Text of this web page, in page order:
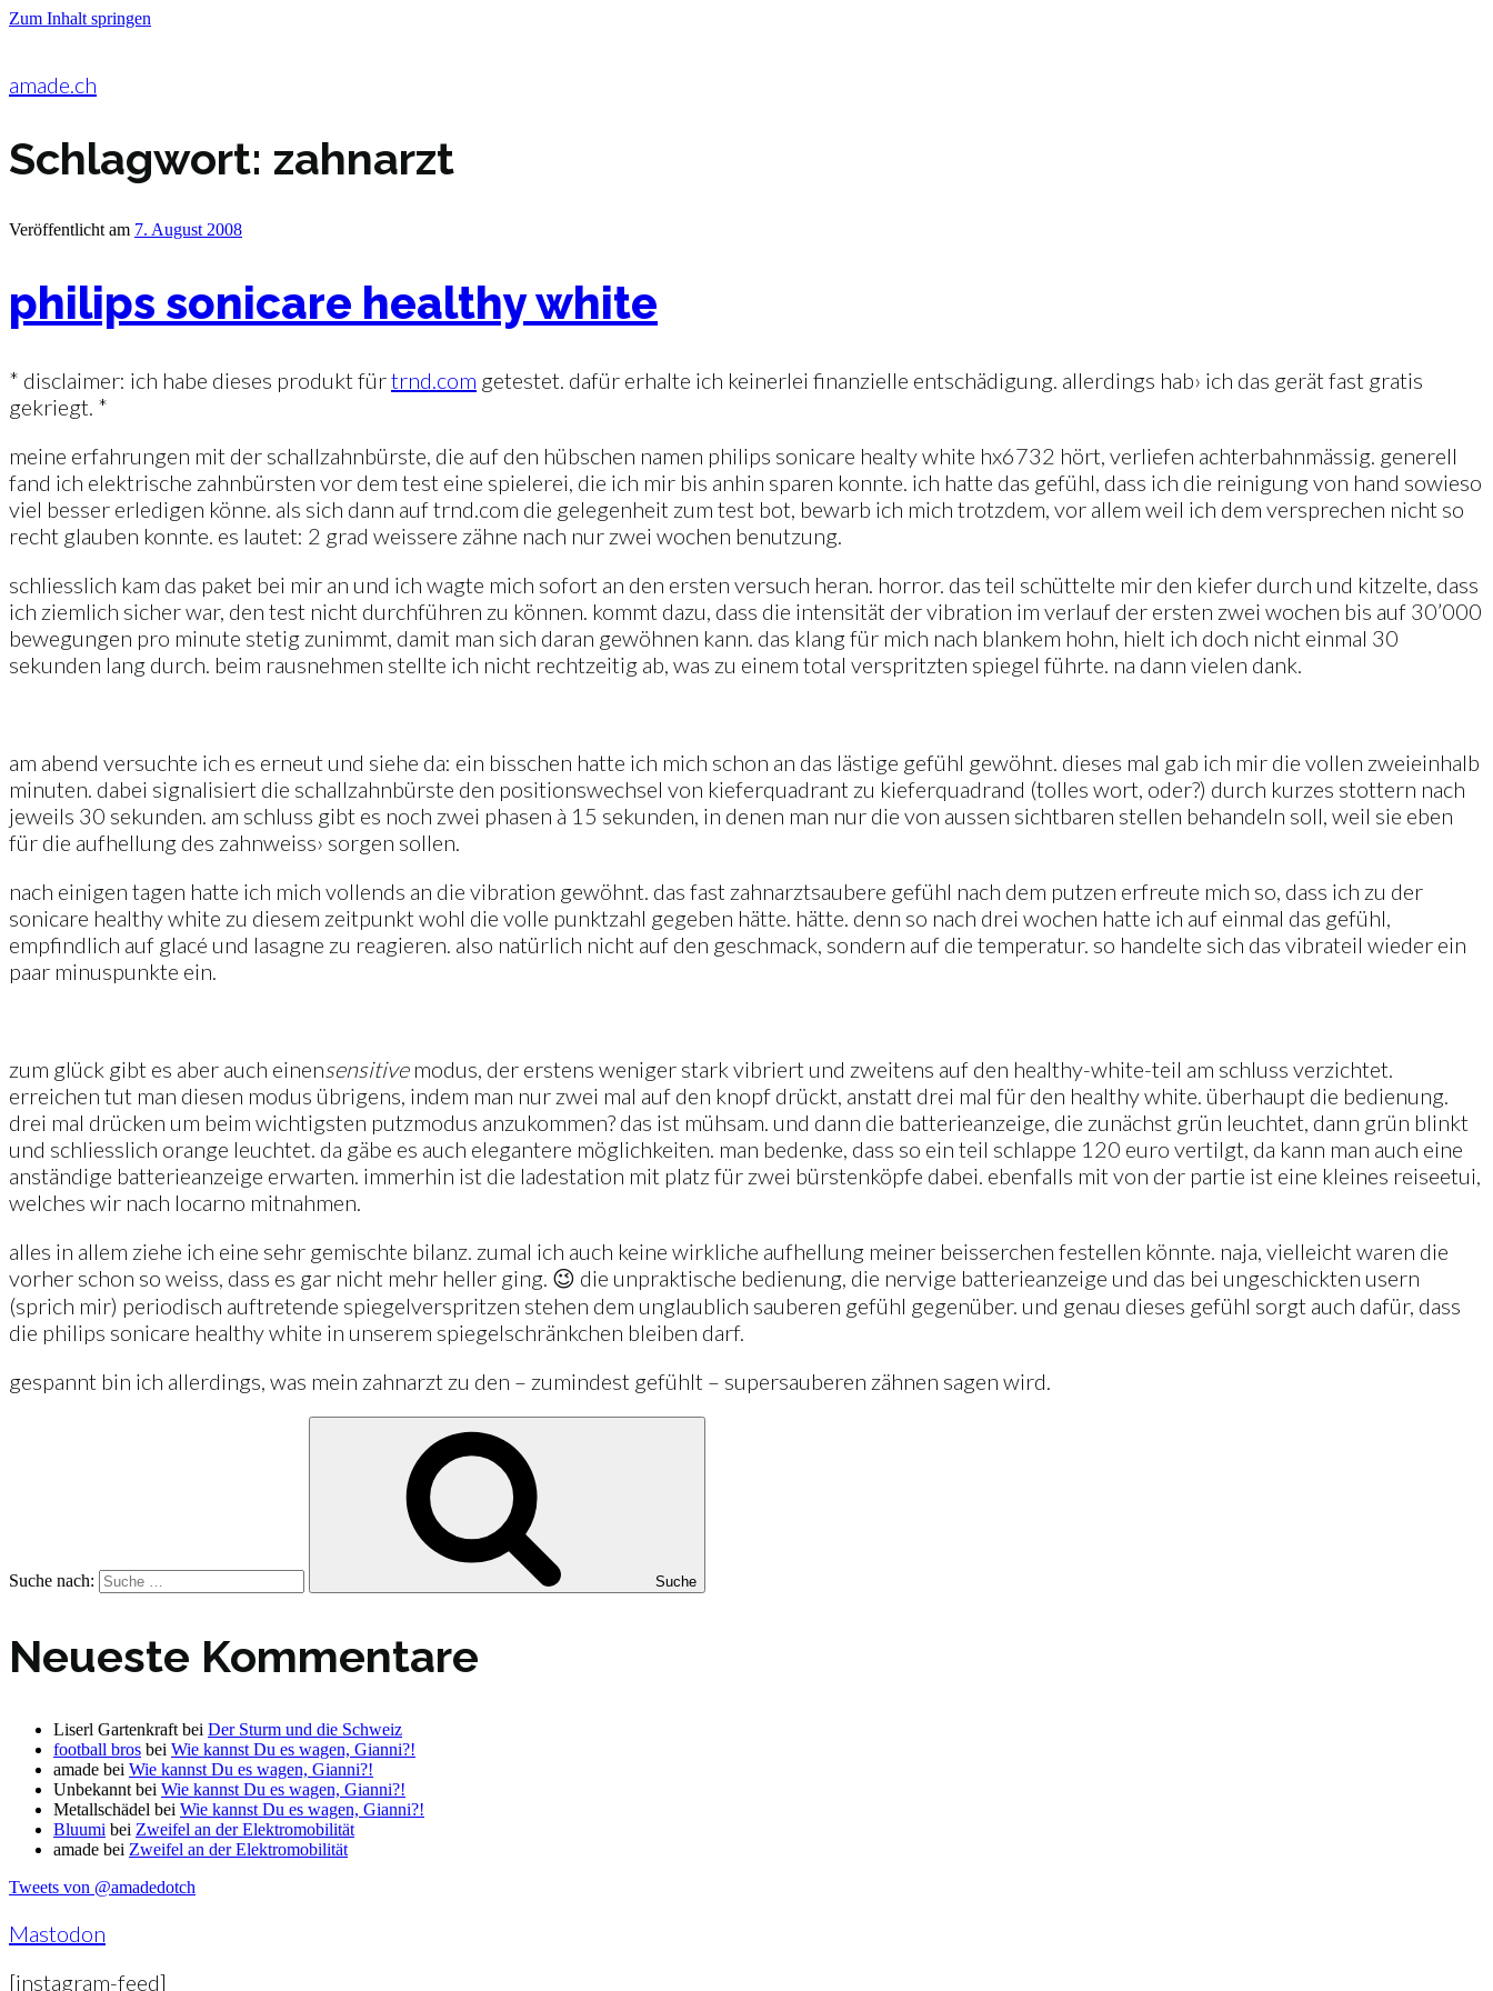
Zum Inhalt springen
amade.ch
Schlagwort: zahnarzt
Veröffentlicht am 7. August 2008
philips sonicare healthy white
* disclaimer: ich habe dieses produkt fürtrnd.com getestet. dafür erhalte ich keinerlei finanzielle entschädigung. allerdings hab› ich das gerät fast gratis
gekriegt. *
meine erfahrungen mit der schallzahnbürste, die auf den hübschen namen philips sonicare healty white hx6732 hört, verliefen achterbahnmässig. generell
fand ich elektrische zahnbürsten vor dem test eine spielerei, die ich mir bis anhin sparen konnte. ich hatte das gefühl, dass ich die reinigung von hand sowieso
viel besser erledigen könne. als sich dann auf trnd.com die gelegenheit zum test bot, bewarb ich mich trotzdem, vor allem weil ich dem versprechen nicht so
recht glauben konnte. es lautet: 2 grad weissere zähne nach nur zwei wochen benutzung.
schliesslich kam das paket bei mir an und ich wagte mich sofort an den ersten versuch heran. horror. das teil schüttelte mir den kiefer durch und kitzelte, dass
ich ziemlich sicher war, den test nicht durchführen zu können. kommt dazu, dass die intensität der vibration im verlauf der ersten zwei wochen bis auf 30’000
bewegungen pro minute stetig zunimmt, damit man sich daran gewöhnen kann. das klang für mich nach blankem hohn, hielt ich doch nicht einmal 30
sekunden lang durch. beim rausnehmen stellte ich nicht rechtzeitig ab, was zu einem total verspritzten spiegel führte. na dann vielen dank.
am abend versuchte ich es erneut und siehe da: ein bisschen hatte ich mich schon an das lästige gefühl gewöhnt. dieses mal gab ich mir die vollen zweieinhalb
minuten. dabei signalisiert die schallzahnbürste den positionswechsel von kieferquadrant zu kieferquadrand (tolles wort, oder?) durch kurzes stottern nach
jeweils 30 sekunden. am schluss gibt es noch zwei phasen à 15 sekunden, in denen man nur die von aussen sichtbaren stellen behandeln soll, weil sie eben
für die aufhellung des zahnweiss› sorgen sollen.
nach einigen tagen hatte ich mich vollends an die vibration gewöhnt. das fast zahnarztsaubere gefühl nach dem putzen erfreute mich so, dass ich zu der
sonicare healthy white zu diesem zeitpunkt wohl die volle punktzahl gegeben hätte. hätte. denn so nach drei wochen hatte ich auf einmal das gefühl,
empfindlich auf glacé und lasagne zu reagieren. also natürlich nicht auf den geschmack, sondern auf die temperatur. so handelte sich das vibrateil wieder ein
paar minuspunkte ein.
zum glück gibt es aber auch einensensitivemodus, der erstens weniger stark vibriert und zweitens auf den healthy-white-teil am schluss verzichtet.
erreichen tut man diesen modus übrigens, indem man nur zwei mal auf den knopf drückt, anstatt drei mal für den healthy white. überhaupt die bedienung.
drei mal drücken um beim wichtigsten putzmodus anzukommen? das ist mühsam. und dann die batterieanzeige, die zunächst grün leuchtet, dann grün blinkt
und schliesslich orange leuchtet. da gäbe es auch elegantere möglichkeiten. man bedenke, dass so ein teil schlappe 120 euro vertilgt, da kann man auch eine
anständige batterieanzeige erwarten. immerhin ist die ladestation mit platz für zwei bürstenköpfe dabei. ebenfalls mit von der partie ist eine kleines reiseetui,
welches wir nach locarno mitnahmen.
alles in allem ziehe ich eine sehr gemischte bilanz. zumal ich auch keine wirkliche aufhellung meiner beisserchen festellen könnte. naja, vielleicht waren die
vorher schon so weiss, dass es gar nicht mehr heller ging. 😉 die unpraktische bedienung, die nervige batterieanzeige und das bei ungeschickten usern
(sprich mir) periodisch auftretende spiegelverspritzen stehen dem unglaublich sauberen gefühl gegenüber. und genau dieses gefühl sorgt auch dafür, dass
die philips sonicare healthy white in unserem spiegelschränkchen bleiben darf.
gespannt bin ich allerdings, was mein zahnarzt zu den – zumindest gefühlt – supersauberen zähnen sagen wird.
Suche nach: Suche
Neueste Kommentare
Liserl Gartenkraft bei Der Sturm und die Schweiz
football bros bei Wie kannst Du es wagen, Gianni?!
amade bei Wie kannst Du es wagen, Gianni?!
Unbekannt bei Wie kannst Du es wagen, Gianni?!
Metallschädel bei Wie kannst Du es wagen, Gianni?!
Bluumi bei Zweifel an der Elektromobilität
amade bei Zweifel an der Elektromobilität
Tweets von @amadedotch
Mastodon
[instagram-feed]